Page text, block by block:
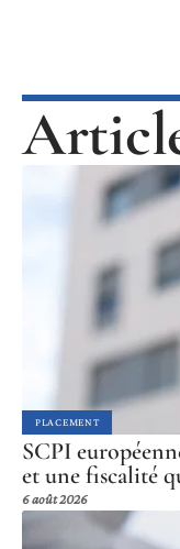
PLACEMENT
SCPI
et une fiscalité
6 août 2026